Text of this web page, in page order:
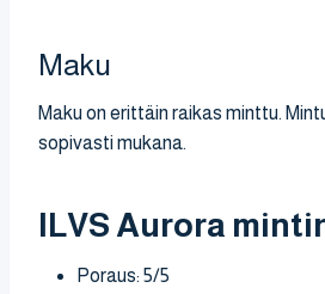
Maku
Maku on erittäin raikas minttu.
sopivasti mukana.
ILVS Aurora
Poraus: 5/5